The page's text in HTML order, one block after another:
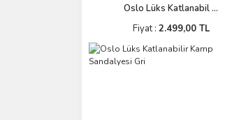
Oslo Lüks Katlanabil ...
Fiyat : 2.499,00 TL